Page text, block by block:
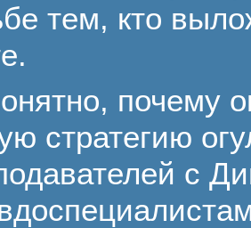
тем, кто
почему
стратегию
с